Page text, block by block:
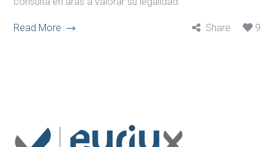
Read More Share 9